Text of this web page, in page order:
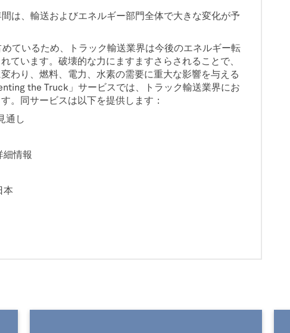
は、輸送およびエネルギー部門全体で大きな変化が予
ているため、トラック輸送業界は今後のエネルギー転
ています。破壊的な力にますますさらされることで、
わり、燃料、電力、水素の需要に重大な影響を与える
the Truck」サービスでは、トラック輸送業界にお
。同サービスは以下を提供します：
通し
細情報
本